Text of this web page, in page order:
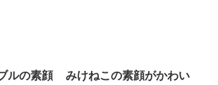
ルの素顔
みけねこの素顔がかわい